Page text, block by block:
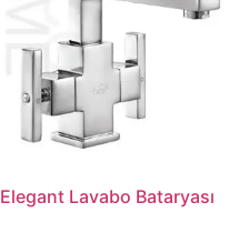
Elegant Lavabo Bataryası